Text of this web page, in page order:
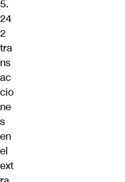
5.
24
2
tra
ns
ac
cio
ne
s
en
el
ext